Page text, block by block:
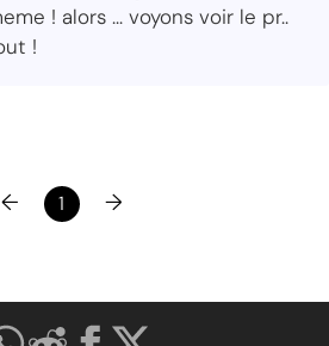
! alors ... voyons voir le pr..
!
← 1 →